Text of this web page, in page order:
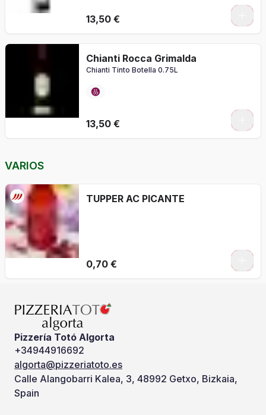
13,50 €
Chianti Rocca Grimalda
Chianti Tinto Botella 0.75L
13,50 €
VARIOS
TUPPER AC PICANTE
0,70 €
Pizzería Totó Algorta
+34944916692
algorta@pizzeriatoto.es
Calle Alangobarri Kalea, 3, 48992 Getxo, Bizkaia,
Spain